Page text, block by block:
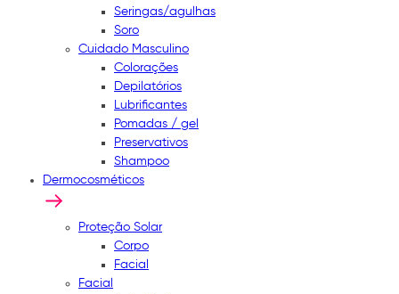
Seringas/agulhas
Soro
Cuidado Masculino
Colorações
Depilatórios
Lubrificantes
Pomadas / gel
Preservativos
Shampoo
Dermocosméticos
Proteção Solar
Corpo
Facial
Facial